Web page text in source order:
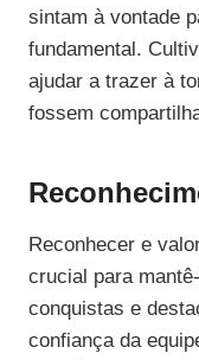
sintam à vontade
fundamental.
ajudar a trazer à
fossem
Reconhecer e
crucial para
conquistas e
confiança da